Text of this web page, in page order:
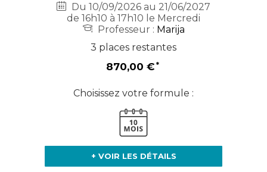
Du 10/09/2026 au 21/06/2027
de 16h10 à 17h10 le Mercredi
Professeur : Marija
3 places restantes
870,00 €
Choisissez votre formule :
+ VOIR LES DÉTAILS